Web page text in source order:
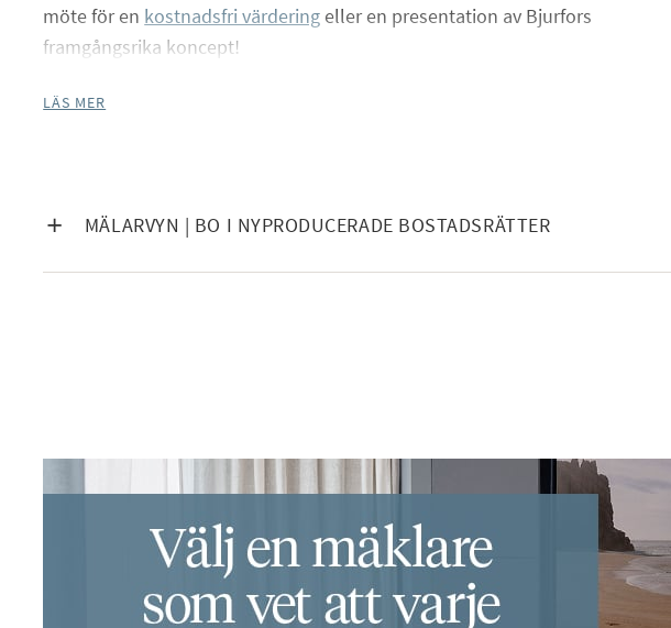
möte för en kostnadsfri värderingeller en presentation av Bjurfors
framgångsrika koncept!
LÄS MER
Facebook
Instagram
MÄLARVYN | BO I NYPRODUCERADE BOSTADSRÄTTER
V
Å